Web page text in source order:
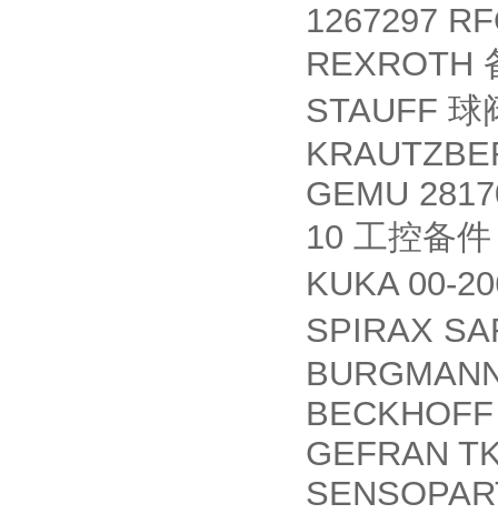
1267297
REXROTH
STAUFF 球
GEMU
10 工控备件
KUKA 00-
SPIRAX
GEFRAN